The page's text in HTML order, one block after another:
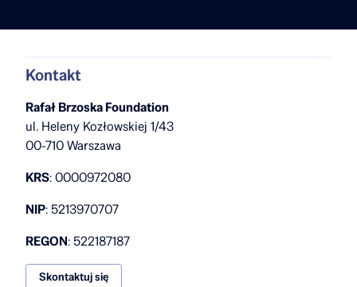
doświadczeń za granicą […]
Kontakt
Rafał Brzoska Foundation
ul. Heleny Kozłowskiej 1/43
00-710 Warszawa
KRS: 0000972080
NIP: 5213970707
REGON: 522187187
Skontaktuj się